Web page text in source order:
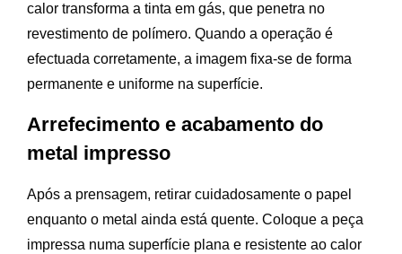
calor transforma a tinta em gás, que penetra no
revestimento de polímero. Quando a operação é
efectuada corretamente, a imagem fixa-se de forma
permanente e uniforme na superfície.
Arrefecimento e acabamento do
metal impresso
Após a prensagem, retirar cuidadosamente o papel
enquanto o metal ainda está quente. Coloque a peça
impressa numa superfície plana e resistente ao calor